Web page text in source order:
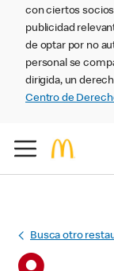
con ciertos
publicidad
de optar por no
personal se
dirigida, un
Centro de
Busca otro